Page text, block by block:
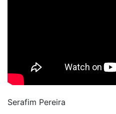
Serafim Pereira